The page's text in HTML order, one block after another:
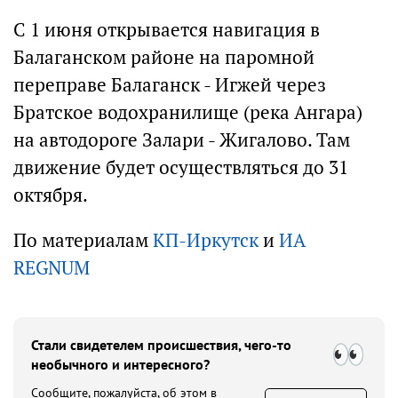
С 1 июня открывается навигация в
Балаганском районе на паромной
переправе Балаганск - Игжей через
Братское водохранилище (река Ангара)
на автодороге Залари - Жигалово. Там
движение будет осуществляться до 31
октября.
По материаламКП-Иркутски ИА
REGNUM
Стали свидетелем происшествия, чего-то
необычного и интересного?
Сообщите, пожалуйста, об этом в